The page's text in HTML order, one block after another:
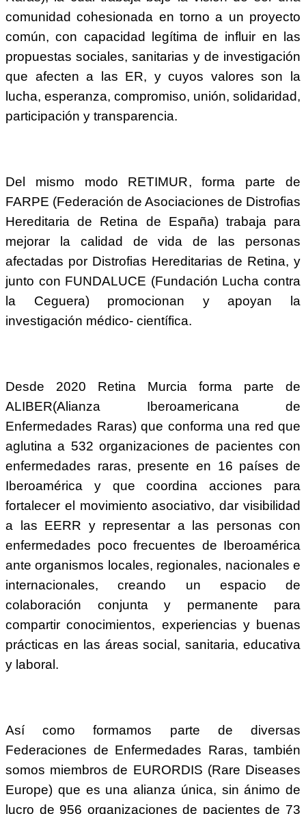
comunidad cohesionada en torno a un proyecto
común, con capacidad legítima de influir en las
propuestas sociales, sanitarias y de investigación
que afecten a las ER, y cuyos valores son la
lucha, esperanza, compromiso, unión, solidaridad,
participación y transparencia.
Del mismo modo RETIMUR, forma parte de
FARPE (Federación de Asociaciones de Distrofias
Hereditaria de Retina de España) trabaja para
mejorar la calidad de vida de las personas
afectadas por Distrofias Hereditarias de Retina, y
junto con FUNDALUCE (Fundación Lucha contra
la Ceguera) promocionan y apoyan la
investigación médico- científica.
Desde 2020 Retina Murcia forma parte de
ALIBER(Alianza Iberoamericana de
Enfermedades Raras) que conforma una red que
aglutina a 532 organizaciones de pacientes con
enfermedades raras, presente en 16 países de
Iberoamérica y que coordina acciones para
fortalecer el movimiento asociativo, dar visibilidad
a las EERR y representar a las personas con
enfermedades poco frecuentes de Iberoamérica
ante organismos locales, regionales, nacionales e
internacionales, creando un espacio de
colaboración conjunta y permanente para
compartir conocimientos, experiencias y buenas
prácticas en las áreas social, sanitaria, educativa
y laboral.
Así como formamos parte de diversas
Federaciones de Enfermedades Raras, también
somos miembros de EURORDIS (Rare Diseases
Europe) que es una alianza única, sin ánimo de
lucro de 956 organizaciones de pacientes de 73